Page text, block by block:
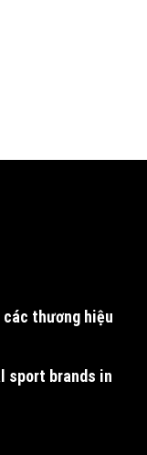
các thương hiệu
sport brands in